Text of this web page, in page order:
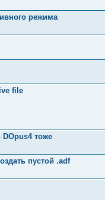
режима
file
DOpus4 тоже
пустой .adf